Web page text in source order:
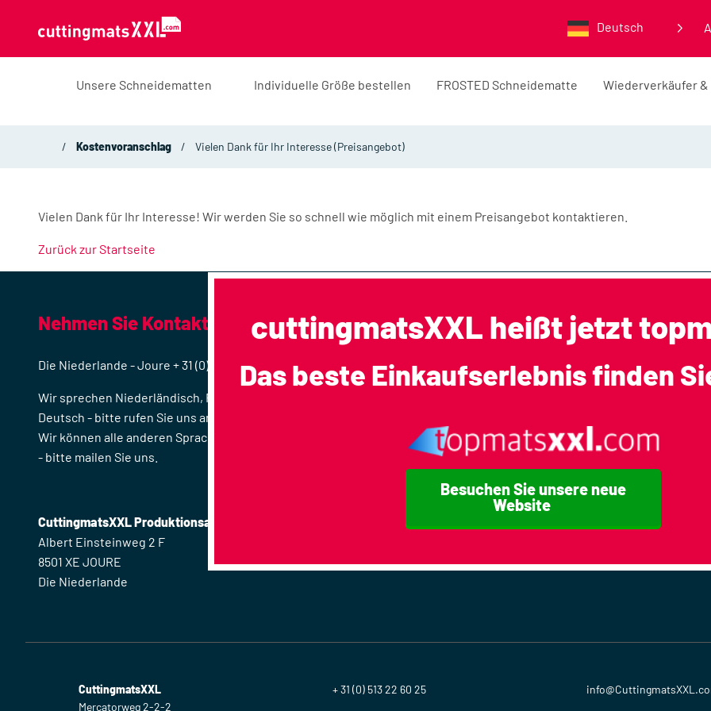
cuttingmatsXXL heißt jetzt
Das beste Einkaufserlebnis finden
Besuchen Sie unsere neue
Website
Deutsch
Unsere Schneidematten Individuelle Größe bestellen FROSTED Schneidematte Wiederverkäufer &
Kostenvoranschlag Vielen Dank für Ihr Interesse (Preisangebot)
Vielen Dank für Ihr Interesse! Wir werden Sie so schnell wie möglich mit einem Preisangebot kontaktieren.
Zurück zur Startseite
Nehmen Sie Kontakt auf
Die Niederlande - Joure + 31 (0) 513 22 60 25
Wir sprechen Niederländisch, Friesisch, Englisch und
Deutsch - bitte rufen Sie uns an.
Wir können alle anderen Sprachen lesen und schreiben
- bitte mailen Sie uns.
CuttingmatsXXL Produktionsadresse:
Albert Einsteinweg 2 F
8501 XE JOURE
Die Niederlande
Gehe zu
Große Schneidematte
CuttingmatsXXL
Mercatorweg 2-2-2
+ 31 (0) 513 22 60 25